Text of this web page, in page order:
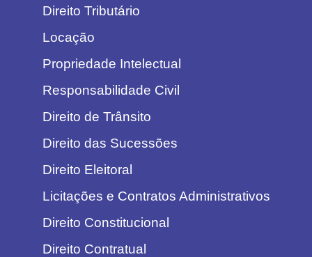
Direito Tributário
Locação
Propriedade Intelectual
Responsabilidade Civil
Direito de Trânsito
Direito das Sucessões
Direito Eleitoral
Licitações e Contratos Administrativos
Direito Constitucional
Direito Contratual